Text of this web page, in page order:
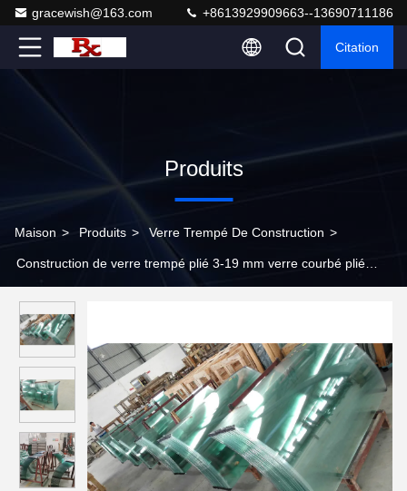
gracewish@163.com +8613929909663--13690711186
Citation
Produits
Maison > Produits > Verre Trempé De Construction >
Construction de verre trempé plié 3-19 mm verre courbé plié